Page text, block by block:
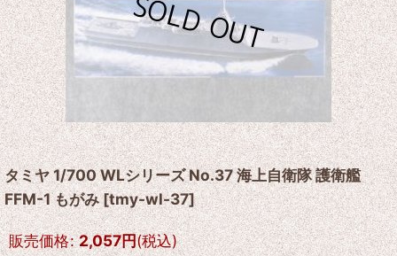
タミヤ 1/700 WLシリーズ No.37 海上自衛隊 護衛艦
FFM-1 もがみ [tmy-wl-37]
販売価格: 2,057円(税込)